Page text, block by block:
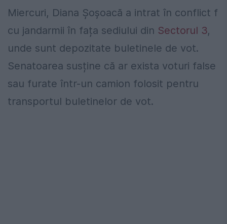
Miercuri, Diana Șoșoacă a intrat în conflict f
cu jandarmii în fața sediului din Sectorul 3,
unde sunt depozitate buletinele de vot.
Senatoarea susține că ar exista voturi false
sau furate într-un camion folosit pentru
transportul buletinelor de vot.